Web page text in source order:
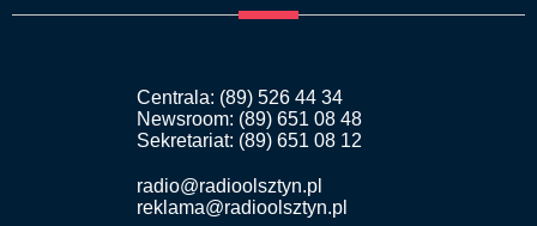
Centrala: (89) 526 44 34
Newsroom: (89) 651 08 48
Sekretariat: (89) 651 08 12
radio@radioolsztyn.pl
reklama@radioolsztyn.pl